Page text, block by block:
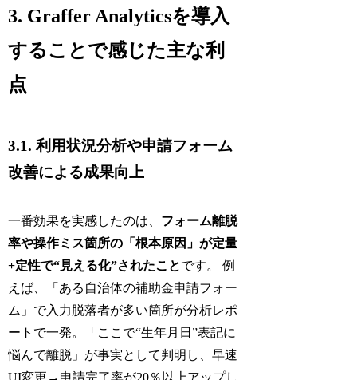
3. Graffer Analyticsを導入
することで感じた主な利
点
3.1. 利用状況分析や申請フォーム
改善による成果向上
一番効果を実感したのは、 フォーム離脱
率や操作ミス箇所の「根本原因」が定量
+定性で“見える化”されたことです。 例
えば、「ある自治体の補助金申請フォー
ム」で入力脱落者が多い箇所が分析レポ
ートで一発。「ここで“生年月日”表記に
悩んで離脱」が事実として判明し、早速
UI変更→申請完了率が20％以上アップし